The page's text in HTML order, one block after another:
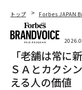
トップ Forbes JAPAN
「老舗は常に
ＳＡとカクシ
える人の価値